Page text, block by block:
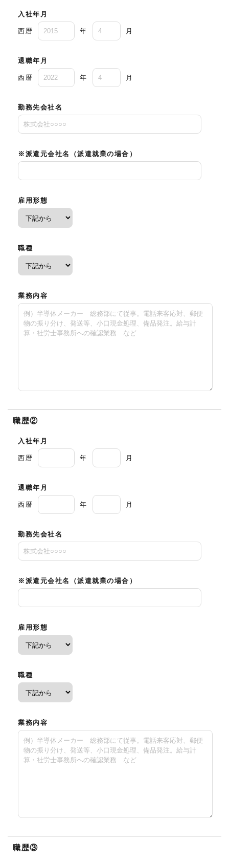
入社年月
西暦 年 月
退職年月
西暦 年 月
勤務先会社名
※派遣元会社名（派遣就業の場合）
雇用形態
職種
業務内容
職歴②
入社年月
西暦 年 月
退職年月
西暦 年 月
勤務先会社名
※派遣元会社名（派遣就業の場合）
雇用形態
職種
業務内容
職歴③